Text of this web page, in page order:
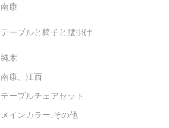
南康
テーブルと椅子と腰掛け
純木
南康、江西
テーブルチェアセット
メインカラー:その他